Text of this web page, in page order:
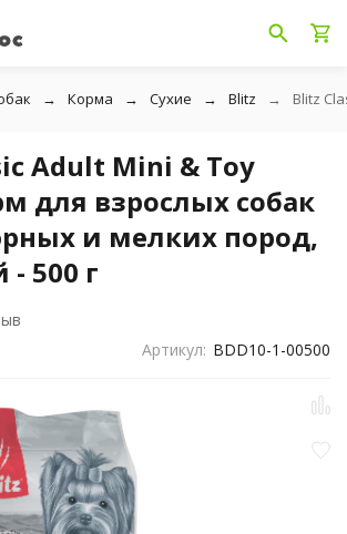
Корма Сухие Blitz Blitz
Adult Mini & Toy
для взрослых собак
и мелких пород,
- 500 г
Артикул: BDD10-1-00500